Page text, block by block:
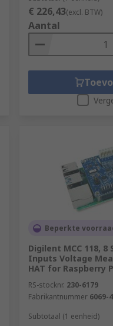
€ 226,43(excl. BTW)
Aantal
Beperkte
Digilent MCC 118, 8
Inputs Voltage
HAT for Raspberry
RS-stocknr. 230-6179
Fabrikantnummer 6069-
Subtotaal (1 eenheid)